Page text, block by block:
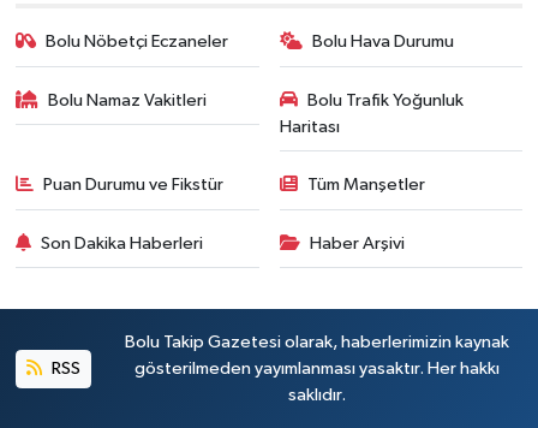
Bolu Nöbetçi Eczaneler Bolu Hava Durumu
Bolu Namaz Vakitleri
Bolu Trafik Yoğunluk
Haritası
Puan Durumu ve Fikstür Tüm Manşetler
Son Dakika Haberleri Haber Arşivi
RSS
Bolu Takip Gazetesi olarak, haberlerimizin kaynak
gösterilmeden yayımlanması yasaktır. Her hakkı
saklıdır.